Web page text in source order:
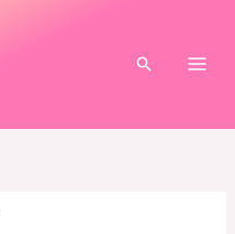
Suchen